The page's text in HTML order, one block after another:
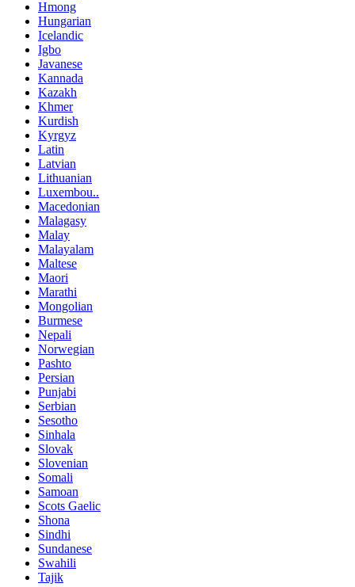
Hmong
Hungarian
Icelandic
Igbo
Javanese
Kannada
Kazakh
Khmer
Kurdish
Kyrgyz
Latin
Latvian
Lithuanian
Luxembou..
Macedonian
Malagasy
Malay
Malayalam
Maltese
Maori
Marathi
Mongolian
Burmese
Nepali
Norwegian
Pashto
Persian
Punjabi
Serbian
Sesotho
Sinhala
Slovak
Slovenian
Somali
Samoan
Scots Gaelic
Shona
Sindhi
Sundanese
Swahili
Tajik